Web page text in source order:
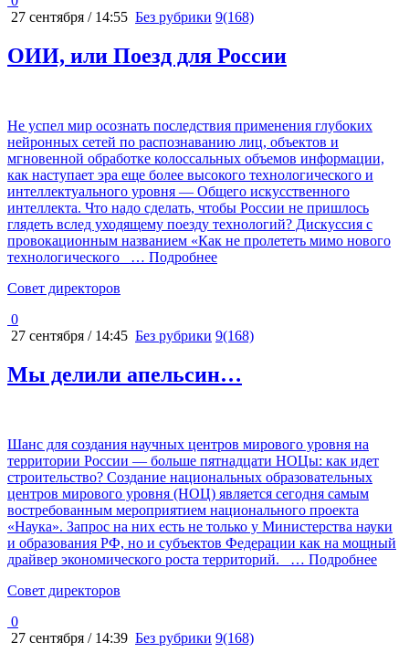
27 сентября / 14:55 Без рубрики 9(168)
ОИИ, или Поезд для России
Не успел мир осознать последствия применения глубоких
нейронных сетей по распознаванию лиц, объектов и
мгновенной обработке колоссальных объемов информации,
как наступает эра еще более высокого технологического и
интеллектуального уровня — Общего искусственного
интеллекта. Что надо сделать, чтобы России не пришлось
глядеть вслед уходящему поезду технологий? Дискуссия с
провокационным названием «Как не пролететь мимо нового
технологического
… Подробнее
Cовет директоров
0
27 сентября / 14:45 Без рубрики 9(168)
Мы делили апельсин…
Шанс для создания научных центров мирового уровня на
территории России — больше пятнадцати НОЦы: как идет
строительство? Создание национальных образовательных
центров мирового уровня (НОЦ) является сегодня самым
востребованным мероприятием национального проекта
«Наука». Запрос на них есть не только у Министерства науки
и образования РФ, но и субъектов Федерации как на мощный
драйвер экономического роста территорий.
… Подробнее
Cовет директоров
0
27 сентября / 14:39 Без рубрики 9(168)